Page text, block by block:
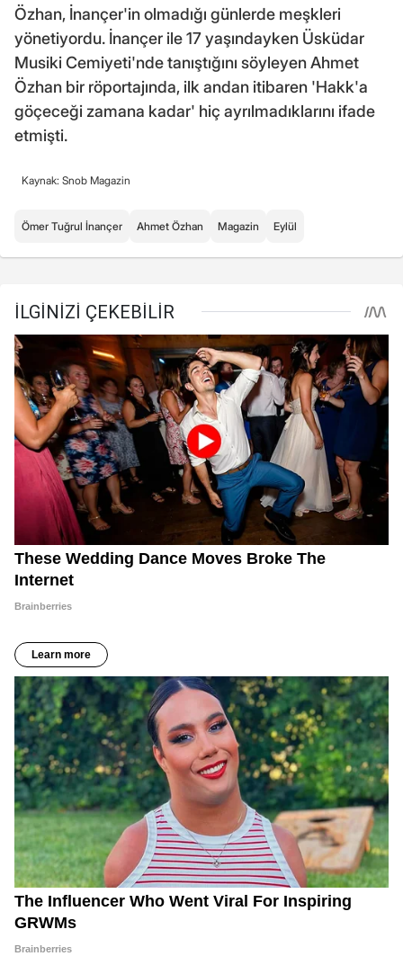
Özhan, İnançer'in olmadığı günlerde meşkleri
yönetiyordu. İnançer ile 17 yaşındayken Üsküdar
Musiki Cemiyeti'nde tanıştığını söyleyen Ahmet
Özhan bir röportajında, ilk andan itibaren 'Hakk'a
göçeceği zamana kadar' hiç ayrılmadıklarını ifade
etmişti.
Kaynak: Snob Magazin
Ömer Tuğrul İnançer Ahmet Özhan Magazin Eylül